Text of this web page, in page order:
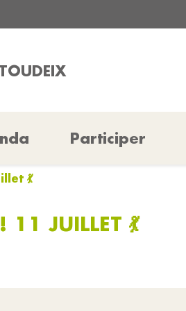
Participer
💃
JUILLET 💃